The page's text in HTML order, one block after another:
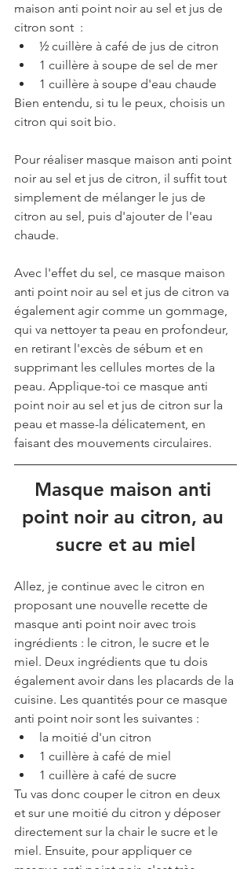
maison anti point noir au sel et jus de
citron sont  :
½ cuillère à café de jus de citron
1 cuillère à soupe de sel de mer
1 cuillère à soupe d'eau chaude
Bien entendu, si tu le peux, choisis un
citron qui soit bio.
Pour réaliser masque maison anti point
noir au sel et jus de citron, il suffit tout
simplement de mélanger le jus de
citron au sel, puis d'ajouter de l'eau
chaude.
Avec l'effet du sel, ce masque maison
anti point noir au sel et jus de citron va
également agir comme un gommage,
qui va nettoyer ta peau en profondeur,
en retirant l'excès de sébum et en
supprimant les cellules mortes de la
peau. Applique-toi ce masque anti
point noir au sel et jus de citron sur la
peau et masse-la délicatement, en
faisant des mouvements circulaires.
Masque maison anti
point noir au citron, au
sucre et au miel
Allez, je continue avec le citron en
proposant une nouvelle recette de
masque anti point noir avec trois
ingrédients : le citron, le sucre et le
miel. Deux ingrédients que tu dois
également avoir dans les placards de la
cuisine. Les quantités pour ce masque
anti point noir sont les suivantes :
la moitié d'un citron
1 cuillère à café de miel
1 cuillère à café de sucre
Tu vas donc couper le citron en deux
et sur une moitié du citron y déposer
directement sur la chair le sucre et le
miel. Ensuite, pour appliquer ce